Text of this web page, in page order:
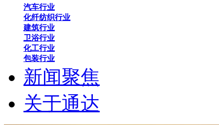
汽车行业
化纤纺织行业
建筑行业
卫浴行业
化工行业
包装行业
新闻聚焦
关于通达